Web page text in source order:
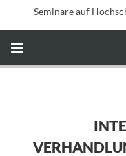
Seminare auf